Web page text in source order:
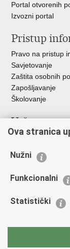
Portal otvorenih
Izvozni portal
Pristup
Pravo na pristup
Savjetovanje
Zaštita osobnih
Zapošljavanje
Školovanje
Važne
Ministarstvo
Udruge
Policijska
Zaklada
Vučetić"
Ova stranica
Nužni
Funkcionalni
Statistički